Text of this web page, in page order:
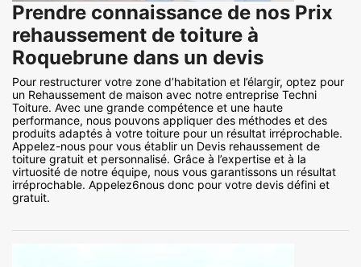
Prendre connaissance de nos Prix
rehaussement de toiture à
Roquebrune dans un devis
Pour restructurer votre zone d’habitation et l’élargir, optez pour
un Rehaussement de maison avec notre entreprise Techni
Toiture. Avec une grande compétence et une haute
performance, nous pouvons appliquer des méthodes et des
produits adaptés à votre toiture pour un résultat irréprochable.
Appelez-nous pour vous établir un Devis rehaussement de
toiture gratuit et personnalisé. Grâce à l’expertise et à la
virtuosité de notre équipe, nous vous garantissons un résultat
irréprochable. Appelez6nous donc pour votre devis défini et
gratuit.